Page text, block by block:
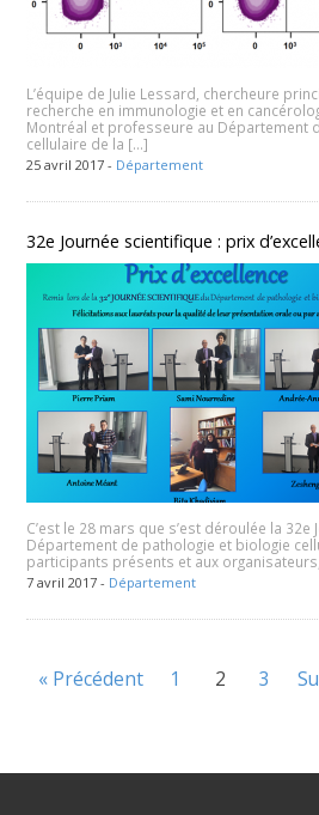
L’équipe de Julie Lessard, chercheure
recherche en immunologie et en
Montréal et professeure au Département
cellulaire de la […]
25 avril 2017 - Département
32e Journée scientifique : prix
C’est le 28 mars que s’est déroulée la
Département de pathologie et biologie
participants présents et aux
7 avril 2017 - Département
« Précédent 1 2 3